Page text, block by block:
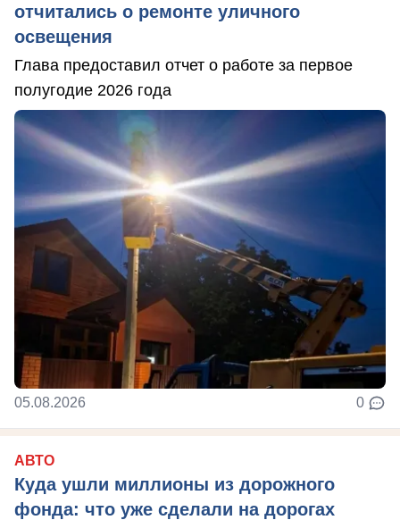
отчитались о ремонте уличного
освещения
Глава предоставил отчет о работе за первое
полугодие 2026 года
05.08.2026 0
АВТО
Куда ушли миллионы из дорожного
фонда: что уже сделали на дорогах